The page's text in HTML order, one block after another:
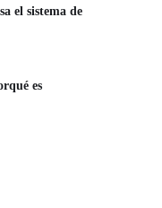
el sistema de
es